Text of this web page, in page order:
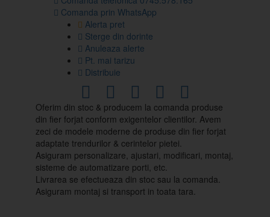
Comanda prin WhatsApp
Alerta pret
Sterge din dorinte
Anuleaza alerte
Pt. mai tarizu
Distribuie
Oferim din stoc & producem la comanda produse
din fier forjat conform exigentelor clientilor. Avem
zeci de modele moderne de produse din fier forjat
adaptate trendurilor & cerintelor pietei.
Asiguram personalizare, ajustari, modificari, montaj,
sisteme de automatizare porti, etc.
Livrarea se efectueaza din stoc sau la comanda.
Asiguram montaj si transport in toata tara.